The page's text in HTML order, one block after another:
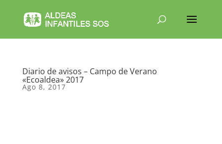
Diario de avisos – Campo de Verano
«Ecoaldea» 2017
Ago 8, 2017